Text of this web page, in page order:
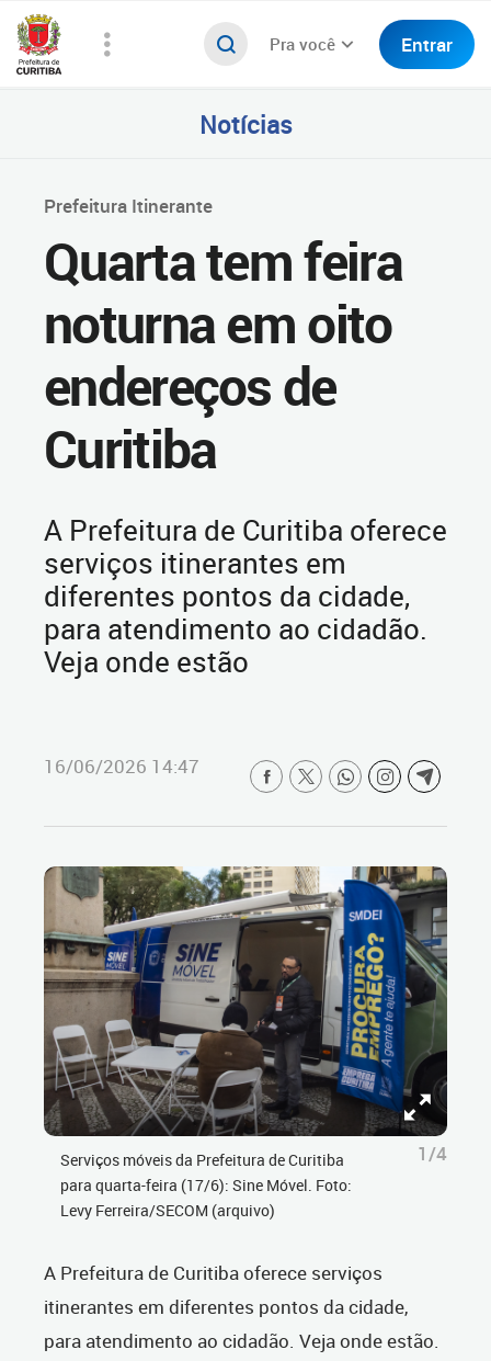
Pra você Entrar
Notícias
Prefeitura Itinerante
Quarta tem feira
noturna em oito
endereços de
Curitiba
A Prefeitura de Curitiba oferece
serviços itinerantes em
diferentes pontos da cidade,
para atendimento ao cidadão.
Veja onde estão
16/06/2026 14:47
Serviços móveis da Prefeitura de Curitiba
para quarta-feira (17/6): Sine Móvel. Foto:
Levy Ferreira/SECOM (arquivo)
1/4
A Prefeitura de Curitiba oferece serviços
itinerantes em diferentes pontos da cidade,
para atendimento ao cidadão. Veja onde estão.